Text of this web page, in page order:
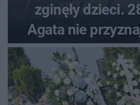
zginęły dzieci.
Agata nie
winy